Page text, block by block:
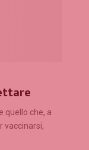
quello che, a
vaccinarsi,